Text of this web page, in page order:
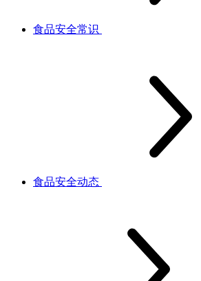
食品安全常识
食品安全动态